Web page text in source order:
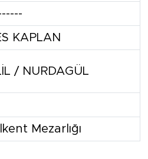
KAPLAN
/ NURDAGÜL
Mezarlığı